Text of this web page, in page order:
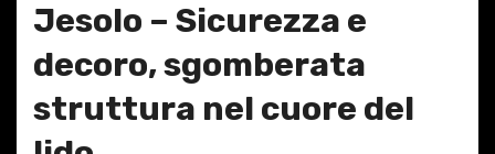
Jesolo – Sicurezza e
decoro, sgomberata
struttura nel cuore del